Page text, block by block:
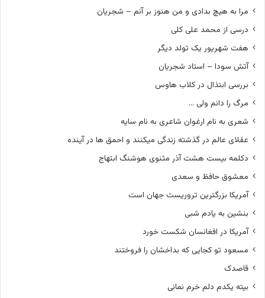
مرا به هیچ بدادی و من هنوز بر آنم – شجریان
درسی از محمد علی کلی
هفت شهریور یک تولد دیگر
آتش سودا – استاد شجریان
بررسی ابتذال در کلاب هاوس
مرگ را دانم ولی …
شعری به نام ارغوان شاعری به نام سایه
عقلای عالم در گذشته زندگی میکنند و احمق ها در آینده
دکلمه بیست هشت آذر مثنوی هوشنگ ابتهاج
معشوق حافظ و سعدی
آمریکا بزرگترین تروریست جهان است
بنشین به یادم شبی
آمریکا در افغانسان شکست خورد
مسعود تو کجایی که بداخشان را فروختند
قاصدک
بیته یکدم دلم خرم نمانی